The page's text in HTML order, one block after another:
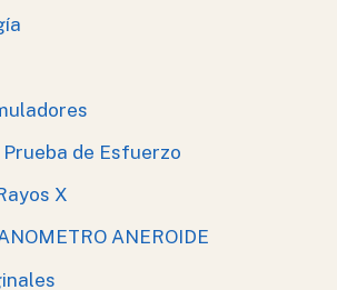
de Esfuerzo
X
ANEROIDE